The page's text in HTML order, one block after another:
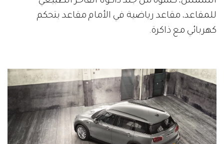
للمقاعد، مقاعد رياضية في الأمام مقاعد بتحكم
كهربائي مع ذاكرة.